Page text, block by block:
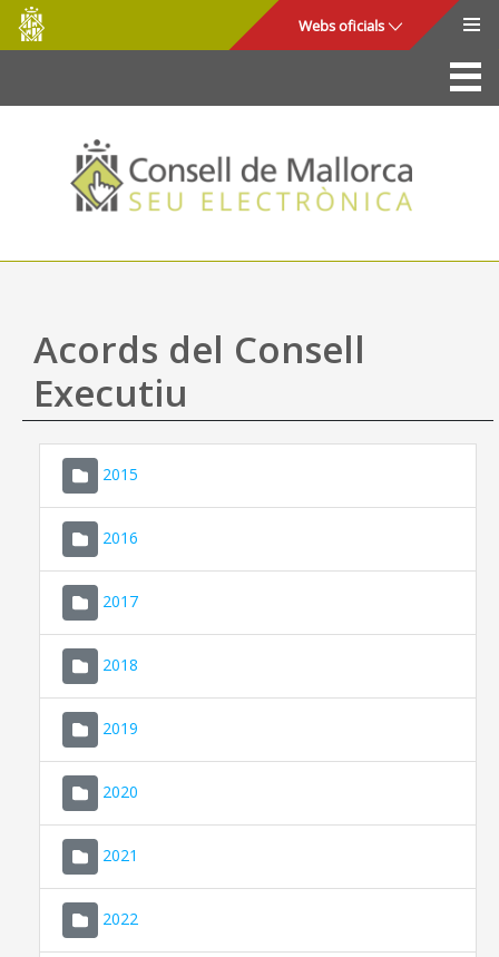
Salta al contingut principal
Consell
de
Mallorca
Webs oficials
La Seu
Consell de Mallorca
Accés i seguretat
Utilitats
Ajuda
Acords del Consell
Executiu
2015
2016
2017
2018
2019
2020
2021
2022